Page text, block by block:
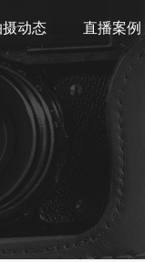
摄动态 直播案例